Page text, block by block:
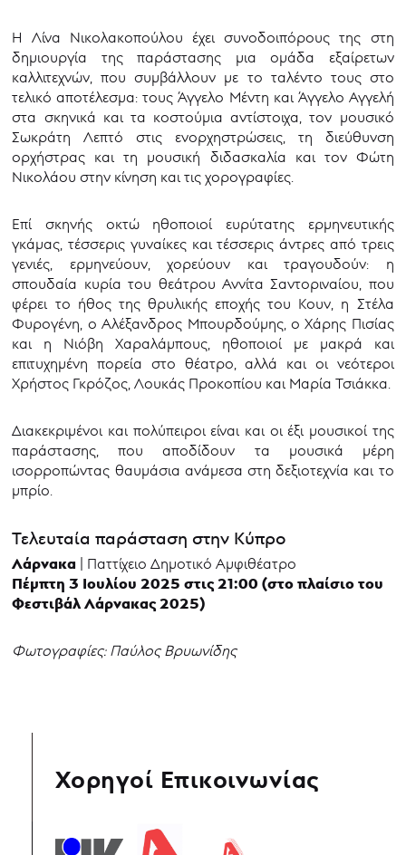
Η Λίνα Νικολακοπούλου έχει συνοδοιπόρους της στη
δημιουργία της παράστασης μια ομάδα εξαίρετων
καλλιτεχνών, που συμβάλλουν με το ταλέντο τους στο
τελικό αποτέλεσμα: τους Άγγελο Μέντη και Άγγελο Αγγελή
στα σκηνικά και τα κοστούμια αντίστοιχα, τον μουσικό
Σωκράτη Λεπτό στις ενορχηστρώσεις, τη διεύθυνση
ορχήστρας και τη μουσική διδασκαλία και τον Φώτη
Νικολάου στην κίνηση και τις χορογραφίες.
Επί σκηνής οκτώ ηθοποιοί ευρύτατης ερμηνευτικής
γκάμας, τέσσερις γυναίκες και τέσσερις άντρες από τρεις
γενιές, ερμηνεύουν, χορεύουν και τραγουδούν: η
σπουδαία κυρία του θεάτρου Αννίτα Σαντοριναίου, που
φέρει το ήθος της θρυλικής εποχής του Κουν, η Στέλα
Φυρογένη, ο Αλέξανδρος Μπουρδούμης, ο Χάρης Πισίας
και η Νιόβη Χαραλάμπους, ηθοποιοί με μακρά και
επιτυχημένη πορεία στο θέατρο, αλλά και οι νεότεροι
Χρήστος Γκρόζος, Λουκάς Προκοπίου και Μαρία Τσιάκκα.
Διακεκριμένοι και πολύπειροι είναι και οι έξι μουσικοί της
παράστασης, που αποδίδουν τα μουσικά μέρη
ισορροπώντας θαυμάσια ανάμεσα στη δεξιοτεχνία και το
μπρίο.
Τελευταία παράσταση στην Κύπρο
Λάρνακα | Παττίχειο Δημοτικό Αμφιθέατρο
Πέμπτη 3 Ιουλίου 2025 στις 21:00 (στο πλαίσιο του
Φεστιβάλ Λάρνακας 2025)
Φωτογραφίες: Παύλος Βρυωνίδης
Χορηγοί Επικοινωνίας